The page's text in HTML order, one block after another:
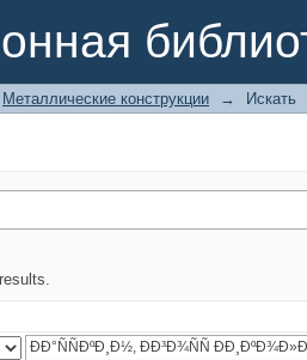
Металлические конструкции → Искать